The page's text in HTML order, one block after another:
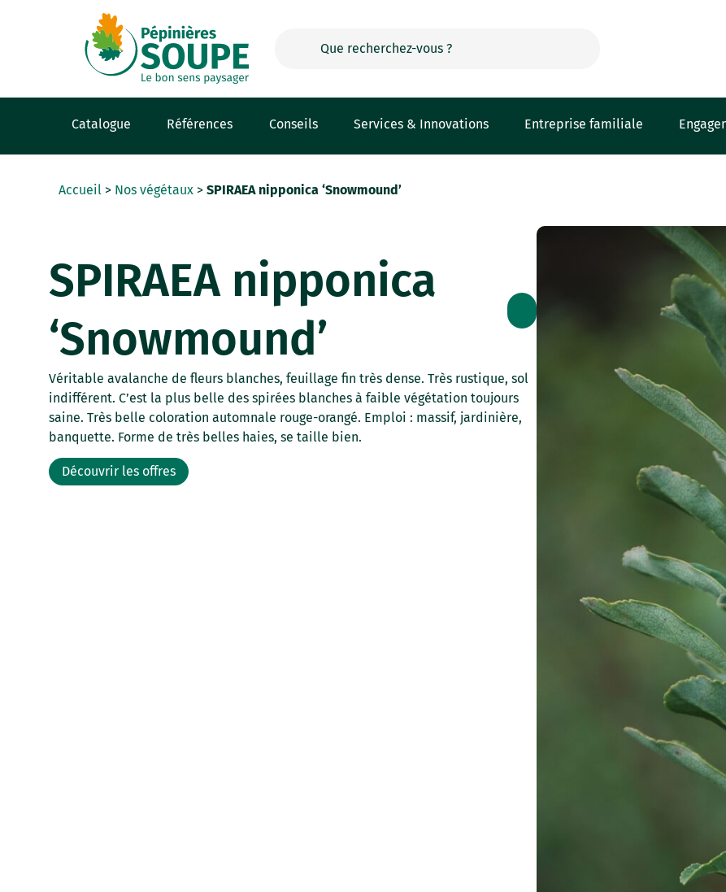
Catalogue Références Conseils Services & Innovations Entreprise familiale
Accueil > Nos végétaux >SPIRAEA nipponica ‘Snowmound’
SPIRAEA nipponica
‘Snowmound’
Véritable avalanche de fleurs blanches, feuillage fin très dense. Très rustique, sol
indifférent. C’est la plus belle des spirées blanches à faible végétation toujours
saine. Très belle coloration automnale rouge-orangé. Emploi : massif, jardinière,
banquette. Forme de très belles haies, se taille bien.
Découvrir les offres